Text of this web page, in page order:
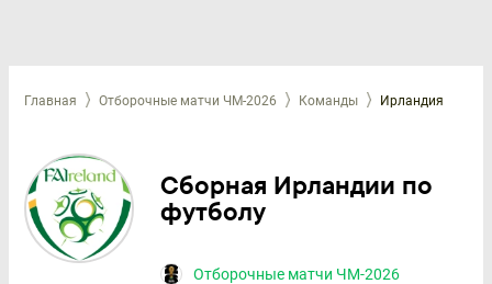
Главная Отборочные матчи ЧМ-2026 Команды Ирландия
Сборная Ирландии по
футболу
Отборочные матчи ЧМ-2026